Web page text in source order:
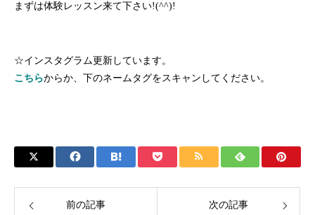
まずは体験レッスン来て下さい!(^^)!
☆インスタグラム更新しています。
こちらからか、下のネームタグをスキャンしてください。
前の記事 次の記事